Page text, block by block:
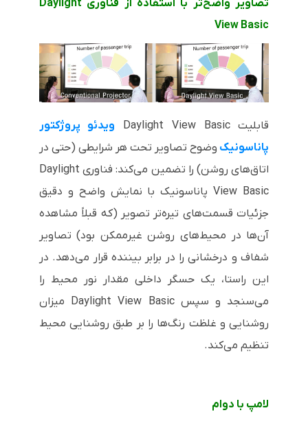
تصاویر واضح‌تر با استفاده از فناوری Daylight
View Basic
قابلیتDaylight View Basic
ویدئو پروژکتور
پاناسونیک وضوح تصاویر تحت هر شرایطی (حتی در
اتاق‌های روشن) را تضمین می‌کند: فناوری Daylight
View Basicپاناسونیک با نمایش واضح و دقیق
جزئیات قسمت‌های تیره‌تر تصویر (که قبلاً مشاهده
آن‌ها در محیط‌های روشن غیرممکن بود) تصاویر
شفاف و درخشانی را در برابر بیننده قرار می‌دهد. در
این راستا، یک حسگر داخلی مقدار نور محیط را
می‌سنجد و سپسDaylight View Basic میزان
روشنایی و غلظت رنگ‌ها را بر طبق روشنایی محیط
تنظیم می‌کند.
لامپ با دوام